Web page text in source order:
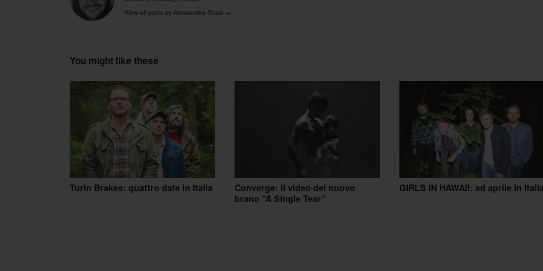
View all posts by Alessandro Rossi →
You might like these
Turin Brakes: quattro date in Italia
Converge: il video del nuovo
brano “A Single Tear”
GIRLS IN HAWAII: ad aprile in